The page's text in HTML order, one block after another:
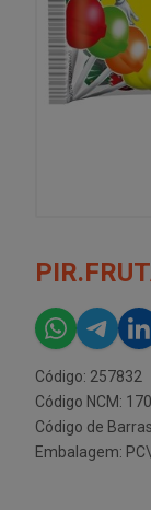
Código: 257832
Código NCM:
Código de
Embalagem: